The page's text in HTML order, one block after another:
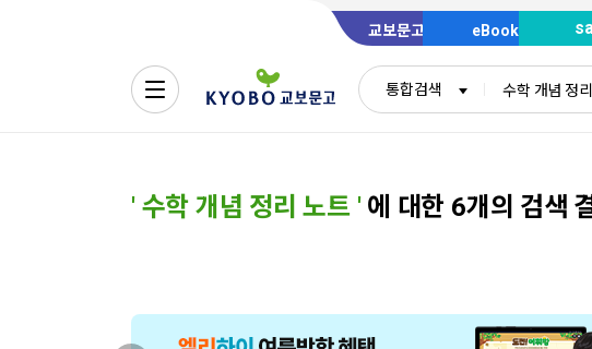
교보문고 eBook
통합검색
' 수학 개념 정리 노트'에 대한 6개의 검색